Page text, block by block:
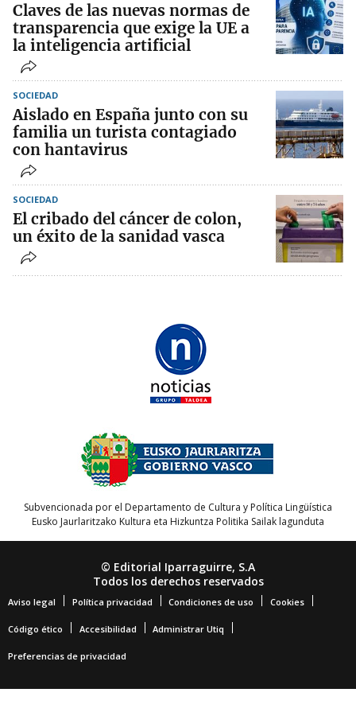
Claves de las nuevas normas de
transparencia que exige la UE a
la inteligencia artificial
SOCIEDAD
Aislado en España junto con su
familia un turista contagiado
con hantavirus
SOCIEDAD
El cribado del cáncer de colon,
un éxito de la sanidad vasca
Subvencionada por el Departamento de Cultura y Política Lingüística
Eusko Jaurlaritzako Kultura eta Hizkuntza Politika Sailak lagunduta
© Editorial Iparraguirre, S.A
Todos los derechos reservados
Aviso legal Política privacidad Condiciones de uso Cookies
Código ético Accesibilidad Administrar Utiq
Preferencias de privacidad